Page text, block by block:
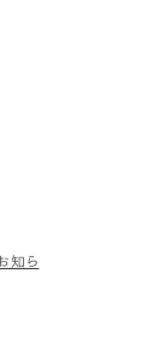
知ら